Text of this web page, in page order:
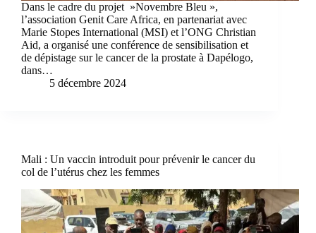
Dans le cadre du projet »Novembre Bleu »,
l’association Genit Care Africa, en partenariat avec
Marie Stopes International (MSI) et l’ONG Christian
Aid, a organisé une conférence de sensibilisation et
de dépistage sur le cancer de la prostate à Dapélogo,
dans…
5 décembre 2024
Mali : Un vaccin introduit pour prévenir le cancer du
col de l’utérus chez les femmes